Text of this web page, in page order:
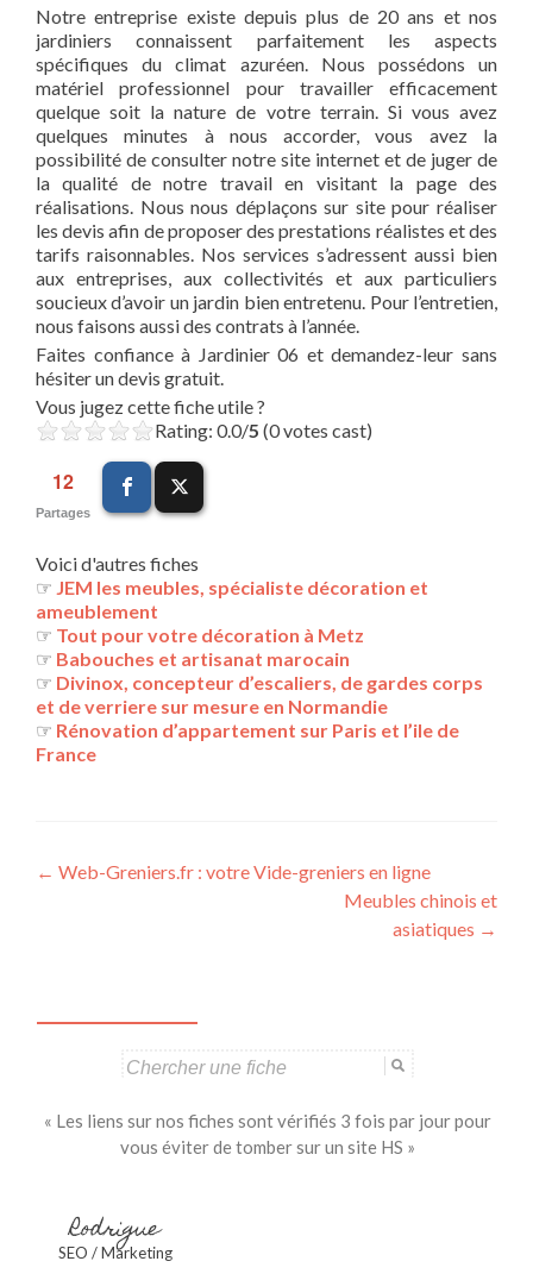
Notre entreprise existe depuis plus de 20 ans et nos
jardiniers connaissent parfaitement les aspects
spécifiques du climat azuréen. Nous possédons un
matériel professionnel pour travailler efficacement
quelque soit la nature de votre terrain. Si vous avez
quelques minutes à nous accorder, vous avez la
possibilité de consulter notre site internet et de juger de
la qualité de notre travail en visitant la page des
réalisations. Nous nous déplaçons sur site pour réaliser
les devis afin de proposer des prestations réalistes et des
tarifs raisonnables. Nos services s’adressent aussi bien
aux entreprises, aux collectivités et aux particuliers
soucieux d’avoir un jardin bien entretenu. Pour l’entretien,
nous faisons aussi des contrats à l’année.
Faites confiance à Jardinier 06 et demandez-leur sans
hésiter un devis gratuit.
Vous jugez cette fiche utile ?
Rating: 0.0/5 (0 votes cast)
12
Partages
Voici d'autres fiches
☞ JEM les meubles, spécialiste décoration et
ameublement
☞ Tout pour votre décoration à Metz
☞ Babouches et artisanat marocain
☞ Divinox, concepteur d’escaliers, de gardes corps
et de verriere sur mesure en Normandie
☞ Rénovation d’appartement sur Paris et l’ile de
France
Navigation
← Web-Greniers.fr : votre Vide-greniers en ligne
Meubles chinois et
asiatiques →
« Les liens sur nos fiches sont vérifiés 3 fois par jour pour
vous éviter de tomber sur un site HS »
Rodrigue
SEO / Marketing